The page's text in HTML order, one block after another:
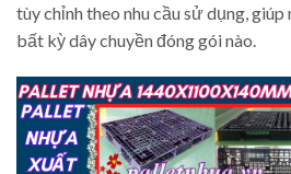
tùy chỉnh theo nhu cầu sử dụng,
bất kỳ dây chuyền đóng gói nào.